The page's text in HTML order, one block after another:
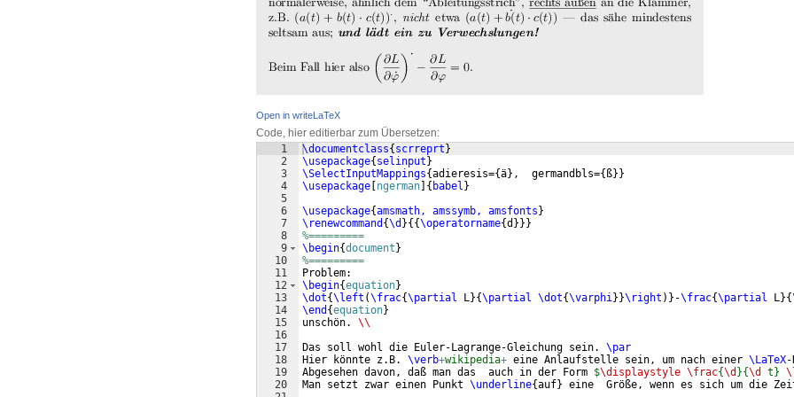
Open in writeLaTeX
Code, hier editierbar zum Übersetzen:
1
2
3
4
5
6
7
8
9
10
11
12
13
14
15
16
17
18
19
20
\documentclass{ scrreprt }
\usepackage{ selinput }
\SelectInputMappings{adieresis={ä} ,  germandbls={ ß}}
\usepackage ngerman { babel }
\usepackage{amsmath, amssymb, amsfonts }
\renewcommand {\d }{{\operatorname{d }}}
%=========
\begin{document }
%=========
Problem:
\begin{equation}
\dot{\left (\frac{\partial L}{\partial \dot{\varphi}}\right )} -\frac{\partial L}{
\end {equation}
unschön. \\
Das soll wohl die Euler-Lagrange-Gleichung sein. \par
Hier könnte z.B. \verb+wikipedia+ eine Anlaufstelle sein, um nach einer \LaTeX
Abgesehen davon, daß man das  auch in der Form $\displaystyle \frac{\d }{\d t}
Man setzt zwar einen Punkt \underline{auf} eine  Größe, wenn es sich um die